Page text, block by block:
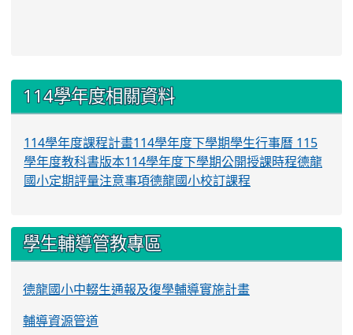
::: 114學年度相關資料
114學年度課程計畫114學年度下學期學生行事曆 115
學年度教科書版本114學年度下學期公開授課時程德龍
國小定期評量注意事項德龍國小校訂課程
學生輔導管教專區
德龍國小中輟生通報及復學輔導實施計畫
輔導資源管道